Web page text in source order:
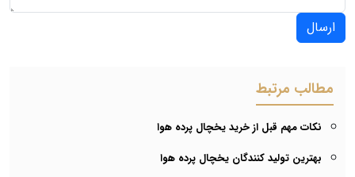
ارسال
مطالب مرتبط
نکات مهم قبل از خرید یخچال پرده هوا
بهترین تولید کنندگان یخچال پرده هوا